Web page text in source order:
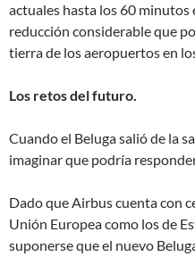
actuales hasta los 60 minutos
reducción considerable que
tierra de los aeropuertos en
Los retos del futuro.
Cuando el Beluga salió de la
imaginar que podría
Dado que Airbus cuenta con
Unión Europea como los de
suponerse que el nuevo